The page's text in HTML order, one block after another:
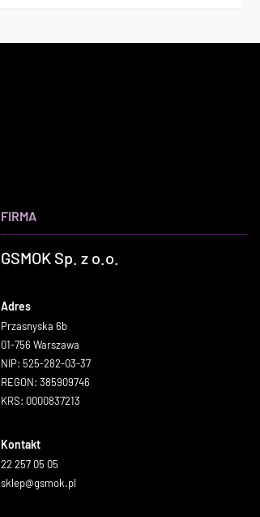
FIRMA
GSMOK Sp. z o.o.
Adres
Przasnyska 6b
01-756 Warszawa
NIP: 525-282-03-37
REGON: 385909746
KRS: 0000837213
Kontakt
22 257 05 05
sklep@gsmok.pl